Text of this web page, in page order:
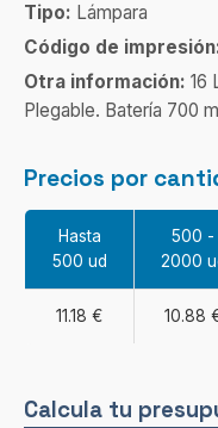
Tipo: Lámpara
Código de
Otra información: 16
Plegable. Batería 700
Precios por
Hasta
500 ud
500 -
2000
11.18 € 10.88
Calcula tu